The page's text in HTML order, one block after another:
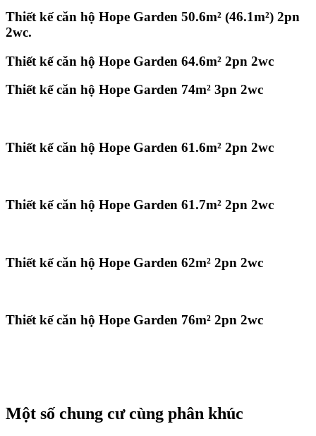
Thiết kế căn hộ Hope Garden 50.6m² (46.1m²) 2pn
2wc.
Thiết kế căn hộ Hope Garden 64.6m² 2pn 2wc
Thiết kế căn hộ Hope Garden 74m² 3pn 2wc
Thiết kế căn hộ Hope Garden 61.6m² 2pn 2wc
Thiết kế căn hộ Hope Garden 61.7m² 2pn 2wc
Thiết kế căn hộ Hope Garden 62m² 2pn 2wc
Thiết kế căn hộ Hope Garden 76m² 2pn 2wc
Một số chung cư cùng phân khúc